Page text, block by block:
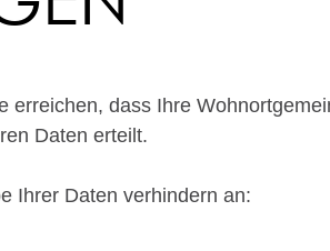
erreichen, dass Ihre
Daten erteilt.
Ihrer Daten verhindern an: